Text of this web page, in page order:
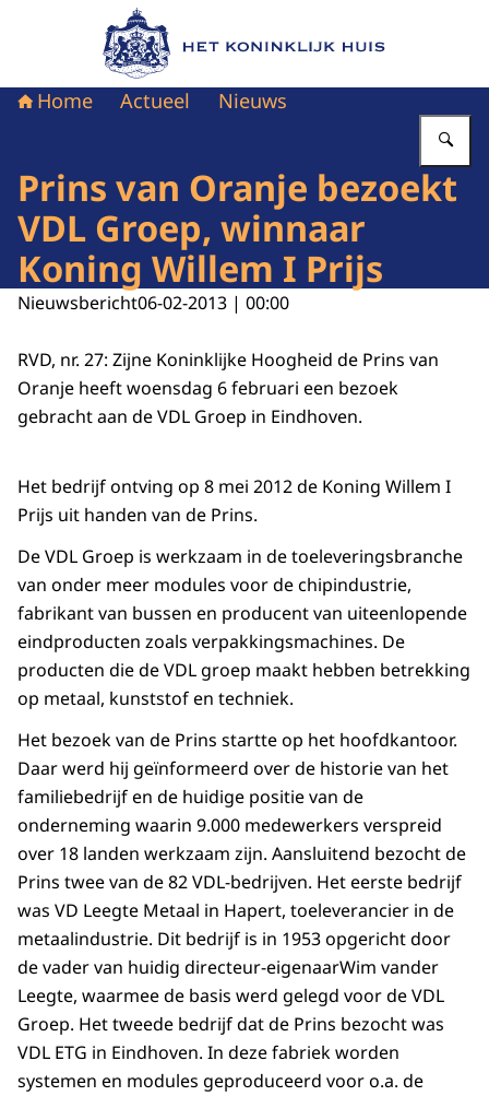
Naar de homepage van Het Koninklijk Huis
Home Actueel Nieuws
Prins van Oranje bezoekt
VDL Groep, winnaar
Koning Willem I Prijs
Nieuwsbericht06-02-2013 | 00:00
RVD, nr. 27: Zijne Koninklijke Hoogheid de Prins van
Oranje heeft woensdag 6 februari een bezoek
gebracht aan de VDL Groep in Eindhoven.
Het bedrijf ontving op 8 mei 2012 de Koning Willem I
Prijs uit handen van de Prins.
De VDL Groep is werkzaam in de toeleveringsbranche
van onder meer modules voor de chipindustrie,
fabrikant van bussen en producent van uiteenlopende
eindproducten zoals verpakkingsmachines. De
producten die de VDL groep maakt hebben betrekking
op metaal, kunststof en techniek.
Het bezoek van de Prins startte op het hoofdkantoor.
Daar werd hij geïnformeerd over de historie van het
familiebedrijf en de huidige positie van de
onderneming waarin 9.000 medewerkers verspreid
over 18 landen werkzaam zijn. Aansluitend bezocht de
Prins twee van de 82 VDL-bedrijven. Het eerste bedrijf
was VD Leegte Metaal in Hapert, toeleverancier in de
metaalindustrie. Dit bedrijf is in 1953 opgericht door
de vader van huidig directeur-eigenaarWim vander
Leegte, waarmee de basis werd gelegd voor de VDL
Groep. Het tweede bedrijf dat de Prins bezocht was
VDL ETG in Eindhoven. In deze fabriek worden
systemen en modules geproduceerd voor o.a. de